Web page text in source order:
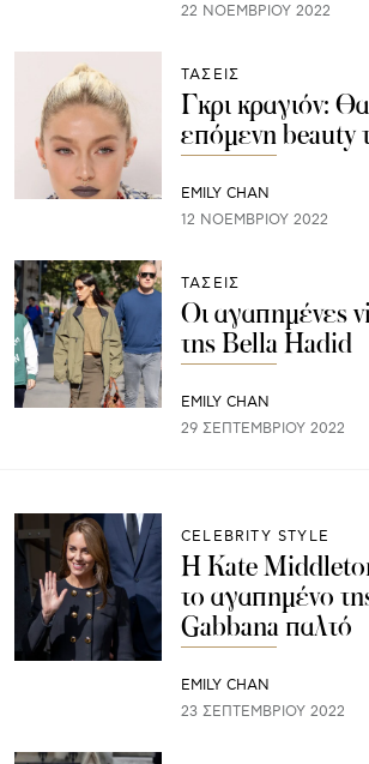
22 ΝΟΕΜΒΡΊΟΥ 2022
ΤΑΣΕΙΣ
Γκρι κραγιόν: Θα
επόμενη beauty
EMILY CHAN
12 ΝΟΕΜΒΡΊΟΥ 2022
ΤΑΣΕΙΣ
Οι αγαπημένες
της Bella Hadid
EMILY CHAN
29 ΣΕΠΤΕΜΒΡΊΟΥ 2022
CELEBRITY STYLE
Η Kate
το αγαπημένο
Gabbana παλτό
EMILY CHAN
23 ΣΕΠΤΕΜΒΡΊΟΥ 2022